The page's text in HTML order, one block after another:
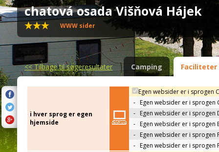
chatová osada Višňová Hájek
WWW sider
<<Tilbage til søgeresultater Camping Faciliteter
i hver sprog er egen
hjemside
Egen websider er i sprogen
- Egen websider er i sprogen
- Egen websider er i sprogen
- Egen websider er i sprogen
- Egen websider er i sprogen
- Egen websider er i sprogen